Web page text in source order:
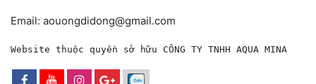
Email: aouongdidong@gmail.com
Website thuộc quyền sở hữu CÔNG TY TNHH AQUA MINA